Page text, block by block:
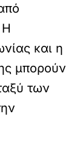
Η
και η
μπορούν
των